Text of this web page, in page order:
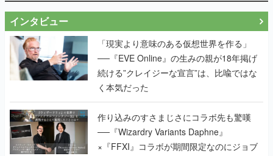
インタビュー
「現実より意味のある仮想世界を作る」
──『EVE Online』の生みの親が18年掲げ
続ける”クレイジーな宣言”は、比喩ではな
く本気だった
作り込みのすさまじさにコラボ先も驚嘆
──『Wizardry Variants Daphne』
×『FFXI』コラボが期間限定なのにジョブ